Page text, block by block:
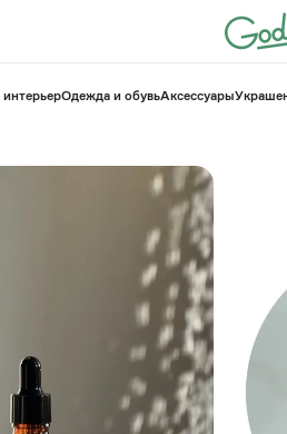
Одежда и обувьАксессуары